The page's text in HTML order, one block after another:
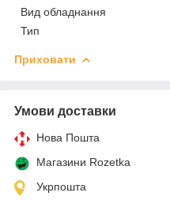
Вид обладнання
Тип
Приховати
Умови доставки
Нова Пошта
Магазини Rozetka
Укрпошта